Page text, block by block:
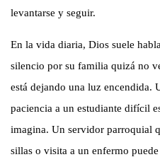
levantarse y seguir.
En la vida diaria, Dios suele
silencio por su familia quizá no
está dejando una luz encendida.
paciencia a un estudiante difícil
imagina. Un servidor parroquial
sillas o visita a un enfermo